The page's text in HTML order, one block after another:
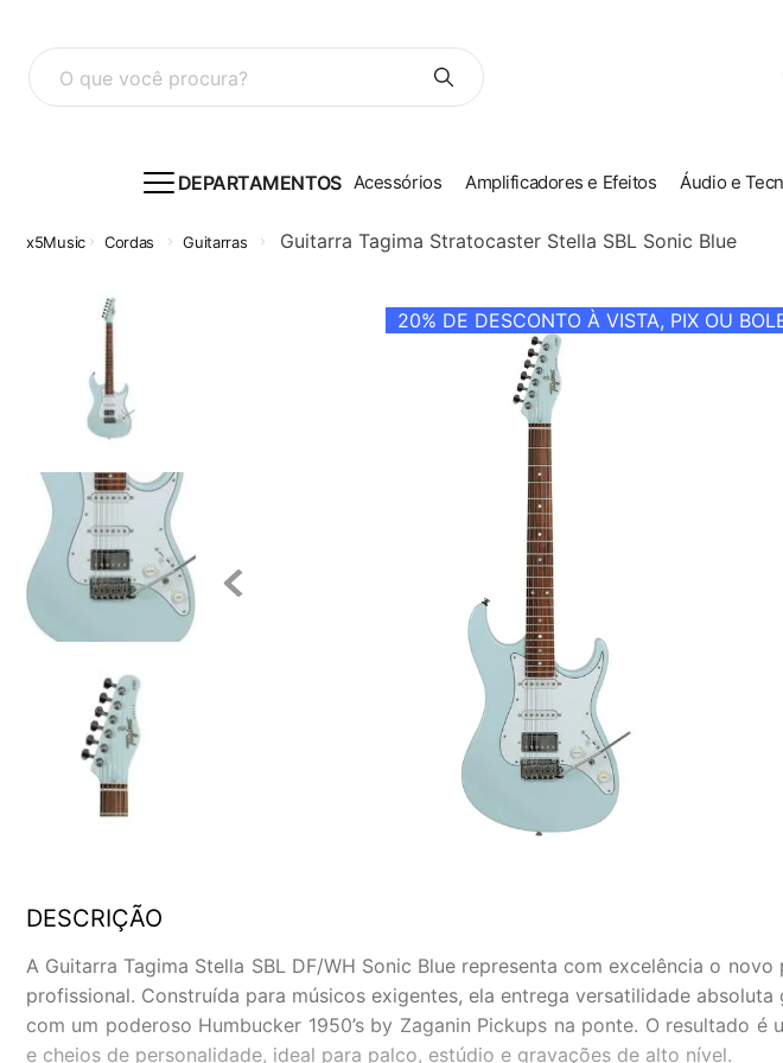
O que você procura?
DEPARTAMENTOS Acessórios Amplificadores e Efeitos Áudio e
Cordas Guitarras Guitarra Tagima Stratocaster Stella SBL Sonic Blue
20% DE DESCONTO À VISTA, PIX OU
DESCRIÇÃO
A Guitarra Tagima Stella SBL DF/WH Sonic Blue representa com excelência o
profissional. Construída para músicos exigentes, ela entrega versatilidade
com um poderoso Humbucker 1950’s by Zaganin Pickups na ponte. O resultado
e cheios de personalidade, ideal para palco, estúdio e gravações de alto nível.